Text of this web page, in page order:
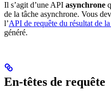
Il s’agit d’une API asynchrone
de la tâche asynchrone. Vous
l’API de requête du résultat de
généré.
En-têtes de requête